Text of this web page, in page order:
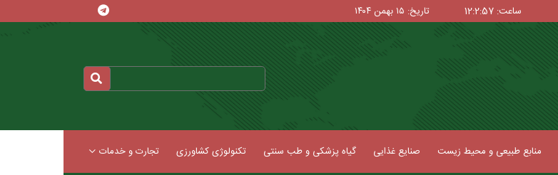
ساعت: 12:2:58 تاریخ: ۱۵ بهمن ۱۴۰۴
منابع طبیعی و محیط زیست صنایع غذایی گیاه پزشکی و طب سنتی تکنولوژی کشاورزی تجارت و خدمات